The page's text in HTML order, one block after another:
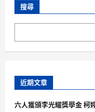
搜尋
近期文章
六人獲頒李光耀獎學金 柯